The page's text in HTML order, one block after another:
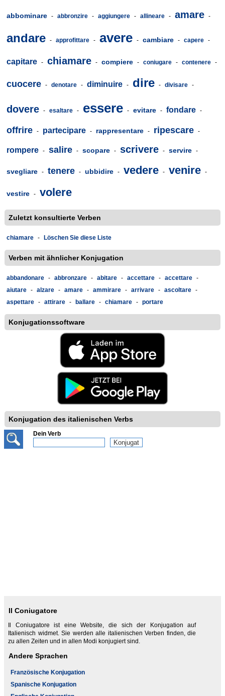
abbominare - abbronzire - aggiungere - allineare - amare -
andare - approfittare - avere - cambiare - capere -
capitare - chiamare - compiere - coniugare - contenere -
cuocere - denotare - diminuire - dire - divisare -
dovere - esaltare - essere - evitare - fondare -
offrire - partecipare - rappresentare - ripescare -
rompere - salire - scopare - scrivere - servire -
svegliare - tenere - ubbidire - vedere - venire -
vestire - volere
Zuletzt konsultierte Verben
chiamare - Löschen Sie diese Liste
Verben mit ähnlicher Konjugation
abbandonare - abbronzare - abitare - accettare - accettare -
aiutare - alzare - amare - ammirare - arrivare - ascoltare -
aspettare - attirare - ballare - chiamare - portare
Konjugationssoftware
Konjugation des italienischen Verbs
Dein Verb
Il Coniugatore
Il Coniugatore ist eine Website, die sich der Konjugation auf
Italienisch widmet. Sie werden alle italienischen Verben finden, die
zu allen Zeiten und in allen Modi konjugiert sind.
Andere Sprachen
Französische Konjugation
Spanische Konjugation